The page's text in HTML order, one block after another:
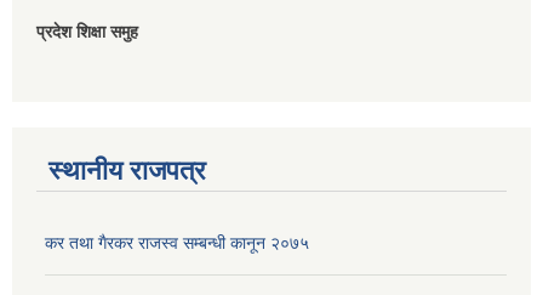
प्रदेश शिक्षा समुह
स्थानीय राजपत्र
कर तथा गैरकर राजस्व सम्बन्धी कानून २०७५